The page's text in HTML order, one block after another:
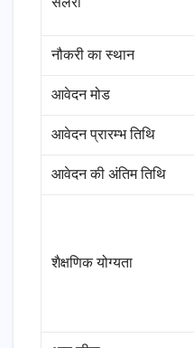
सैलरी
नौकरी का स्थान
आवेदन मोड
आवेदन प्रारम्भ तिथि
आवेदन की अंतिम तिथि
शैक्षणिक योग्यता